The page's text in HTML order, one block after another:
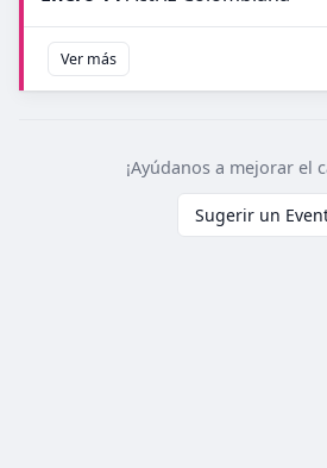
Ver más
¡Ayúdanos a mejorar el
Sugerir un